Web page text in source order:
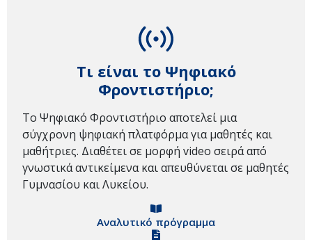
Τι είναι το Ψηφιακό
Φροντιστήριο;
Το Ψηφιακό Φροντιστήριο αποτελεί μια
σύγχρονη ψηφιακή πλατφόρμα για μαθητές και
μαθήτριες. Διαθέτει σε μορφή video σειρά από
γνωστικά αντικείμενα και απευθύνεται σε μαθητές
Γυμνασίου και Λυκείου.
Αναλυτικό πρόγραμμα